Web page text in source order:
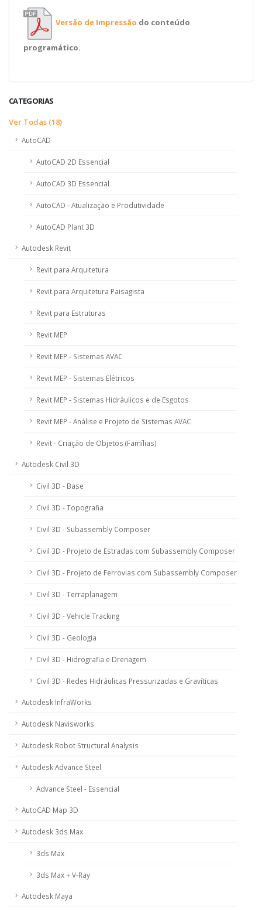
Versão de Impressão do conteúdo
programático.
CATEGORIAS
Ver Todas (18)
AutoCAD
AutoCAD 2D Essencial
AutoCAD 3D Essencial
AutoCAD - Atualização e Produtividade
AutoCAD Plant 3D
Autodesk Revit
Revit para Arquitetura
Revit para Arquitetura Paisagista
Revit para Estruturas
Revit MEP
Revit MEP - Sistemas AVAC
Revit MEP - Sistemas Elétricos
Revit MEP - Sistemas Hidráulicos e de Esgotos
Revit MEP - Análise e Projeto de Sistemas AVAC
Revit - Criação de Objetos (Famílias)
Autodesk Civil 3D
Civil 3D - Base
Civil 3D - Topografia
Civil 3D - Subassembly Composer
Civil 3D - Projeto de Estradas com Subassembly Composer
Civil 3D - Projeto de Ferrovias com Subassembly Composer
Civil 3D - Terraplanagem
Civil 3D - Vehicle Tracking
Civil 3D - Geologia
Civil 3D - Hidrografia e Drenagem
Civil 3D - Redes Hidráulicas Pressurizadas e Gravíticas
Autodesk InfraWorks
Autodesk Navisworks
Autodesk Robot Structural Analysis
Autodesk Advance Steel
Advance Steel - Essencial
AutoCAD Map 3D
Autodesk 3ds Max
3ds Max
3ds Max + V-Ray
Autodesk Maya